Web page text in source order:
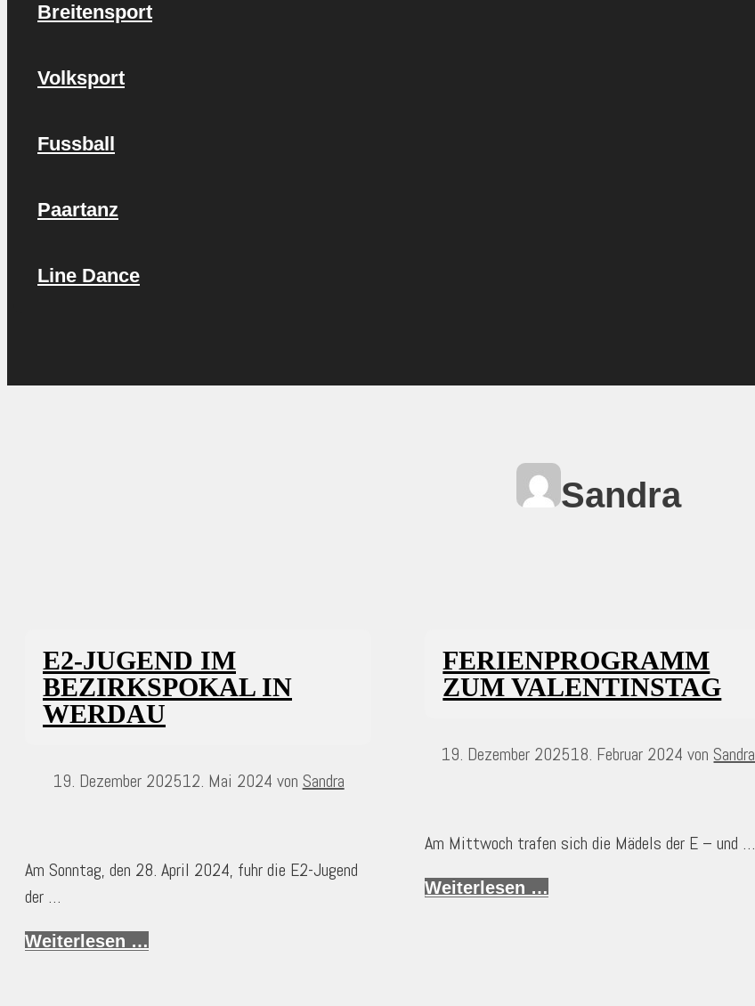
Breitensport
Volksport
Fussball
Paartanz
Line Dance
Sandra
E2-JUGEND IM
BEZIRKSPOKAL IN
WERDAU
19. Dezember 202512. Mai 2024 von Sandra
Am Sonntag, den 28. April 2024, fuhr die E2-Jugend
der …
Weiterlesen …
FERIENPROGRAMM
ZUM VALENTINSTAG
19. Dezember 202518. Februar 2024 vonSandra
Am Mittwoch trafen sich die Mädels der E – und …
Weiterlesen …